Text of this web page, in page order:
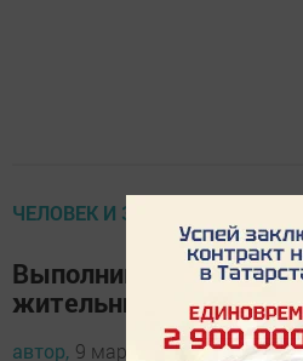
ЧЕЛОВЕК И ЗАКОН
Выполнив
жительница района
автор, 9 марта 2016 - 12:37